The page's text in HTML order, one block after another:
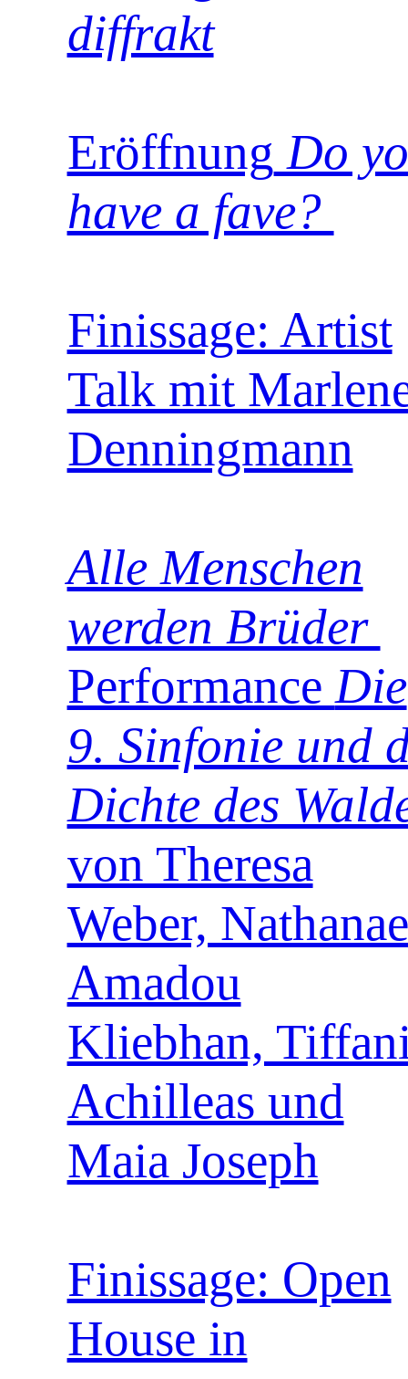
diffrakt
Eröffnung Do
have a fave?
Finissage: Artist
Talk mit
Denningmann
Alle Menschen
werden Brüder
PerformanceDie
9. Sinfonie und
Dichte des
von Theresa
Weber,
Amadou
Kliebhan,
Achilleas und
Maia Joseph
Finissage: Open
House in